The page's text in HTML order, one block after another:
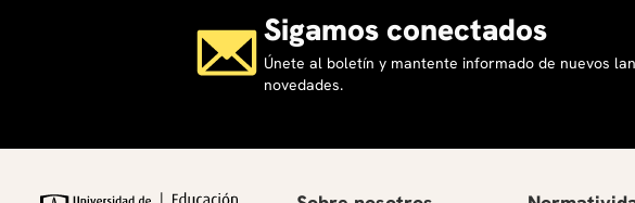
Sigamos conectados
Únete al boletín y mantente informado de nuevos
novedades.